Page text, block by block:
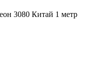
3080 Китай 1 метр